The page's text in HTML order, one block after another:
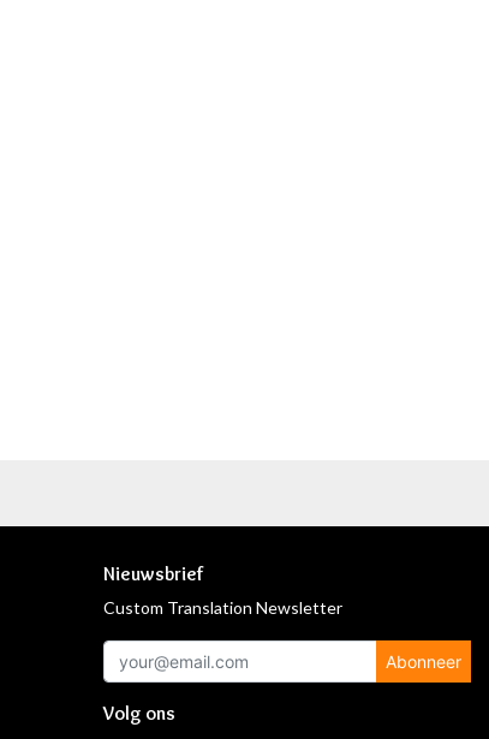
Nieuwsbrief
Custom Translation Newsletter
Abonneer
Volg ons